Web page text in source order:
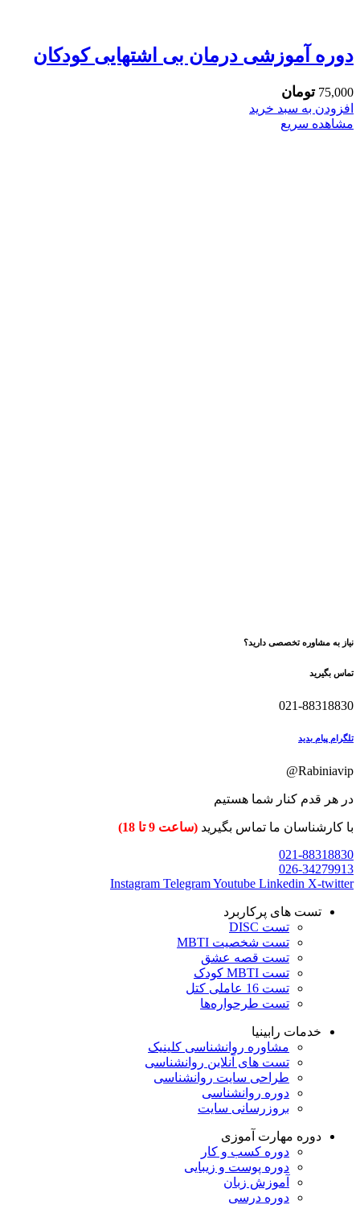
دوره آموزشی درمان بی اشتهایی کودکان
75,000 تومان
افزودن به سبد خرید
مشاهده سریع
نیاز به مشاوره تخصصی دارید؟
تماس بگیرید
021-88318830
تلگرام پیام بدید
Rabiniavip@
در هر قدم کنار شما هستیم
با کارشناسان ما تماس بگیرید (ساعت 9 تا 18)
021-88318830
026-34279913
Instagram TelegramYoutube Linkedin X-twitter
تست های پرکاربرد
تست DISC
تست شخصیت MBTI
تست قصه عشق
تست MBTI کودک
تست 16 عاملی کتل
تست طرحواره‌ها
خدمات رابینیا
مشاوره روانشناسی کلینیک
تست های آنلاین روانشناسی
طراحی سایت روانشناسی
دوره روانشناسی
بروزرسانی سایت
دوره مهارت آموزی
دوره کسب و کار
دوره پوست و زیبایی
آموزش زبان
دوره درسی